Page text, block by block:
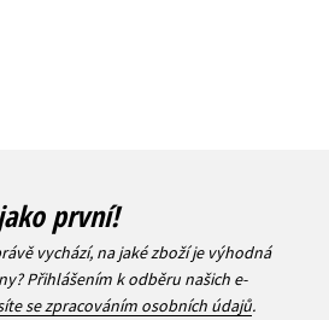
první!
vychází, na jaké zboží je výhodná
Přihlášením k odběru našich e-
se zpracováním osobních údajů.